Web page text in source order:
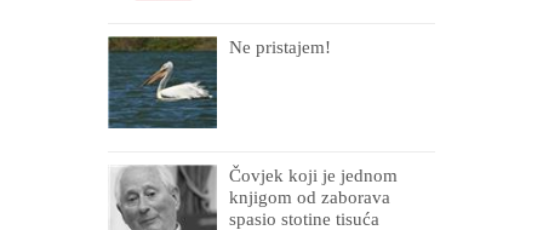
Ne pristajem!
Čovjek koji je jednom
knjigom od zaborava
spasio stotine tisuća